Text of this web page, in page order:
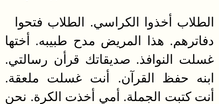
الطلاب أخذوا الكراسي. الطلاب فتحوا
دفاترهم. هذا المريض مدح طبيبه. أختها
غسلت النوافذ. صديقاتك قرأن رسالتي.
ابنه حفظ القرآن. أنت غسلت ملعقة.
أنت كتبت الجملة. أمي أخذت الكرة. نحن